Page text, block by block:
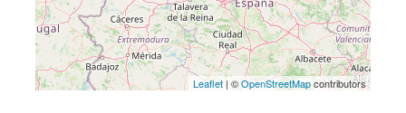
Leaflet | ©OpenStreetMapcontributors